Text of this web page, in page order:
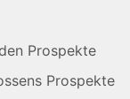
Prospekte
Prospekte